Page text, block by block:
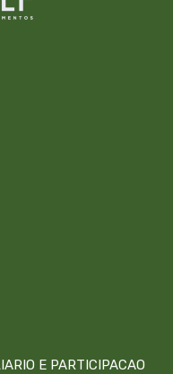
E PARTICIPACAO